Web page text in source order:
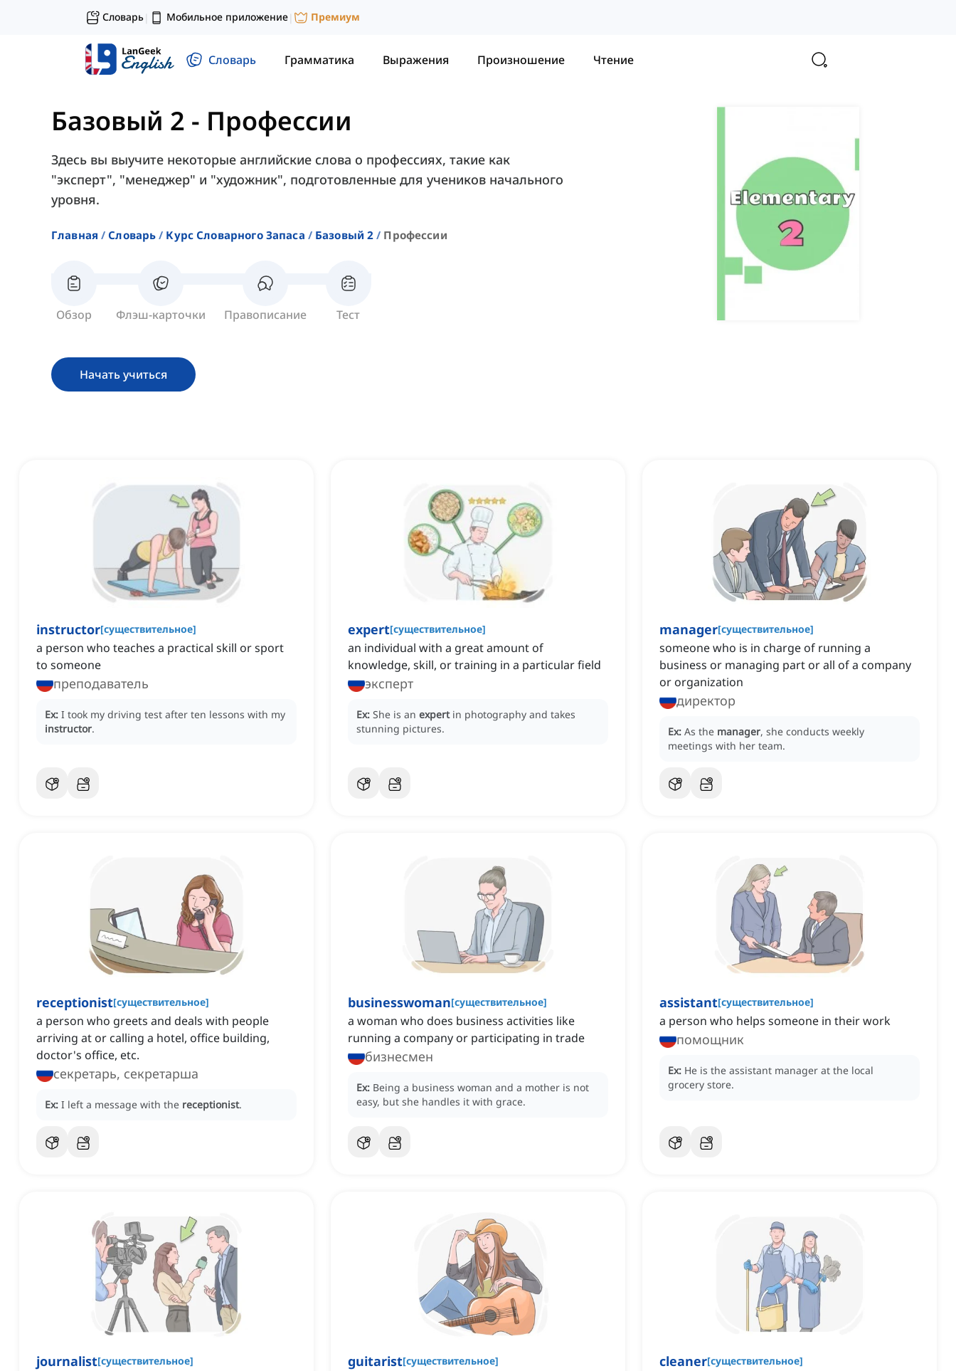
Словарь| Мобильное приложение| Премиум
Словарь Грамматика Выражения Произношение Чтение
Базовый 2 - Профессии
Здесь вы выучите некоторые английские слова о профессиях, такие как
"эксперт", "менеджер" и "художник", подготовленные для учеников начального
уровня.
Главная Словарь Курс Словарного Запаса Базовый 2 Профессии
Обзор Флэш-карточки Правописание Тест
Начать учиться
instructor[существительное]
a person who teaches a practical skill or sport
to someone
преподаватель
Ex: I took my driving test after ten lessons with my
instructor.
expert[существительное]
an individual with a great amount of
knowledge, skill, or training in a particular field
эксперт
Ex: She is an expert in photography and takes
stunning pictures.
manager[существительное]
someone who is in charge of running a
business or managing part or all of a company
or organization
директор
Ex: As the manager, she conducts weekly
meetings with her team.
receptionist[существительное]
a person who greets and deals with people
arriving at or calling a hotel, office building,
doctor's office, etc.
секретарь, секретарша
Ex: I left a message with the receptionist.
businesswoman[существительное]
a woman who does business activities like
running a company or participating in trade
бизнесмен
Ex: Being a business woman and a mother is not
easy, but she handles it with grace.
assistant[существительное]
a person who helps someone in their work
помощник
Ex: He is the assistant manager at the local
grocery store.
journalist[существительное] guitarist[существительное] cleaner[существительное]